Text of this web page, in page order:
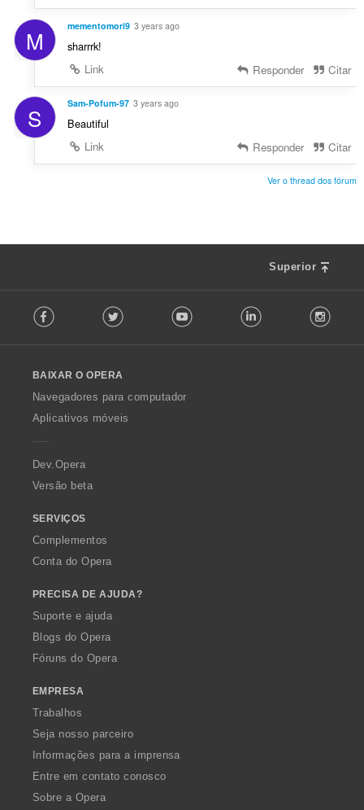
M mementomori9 3 years ago
sharrrk!
Link
Responder Citar
S Sam-Pofum-97 3 years ago
Beautiful
Link
Responder Citar
Ver o thread dos fórum
Superior
o
w
O
p
a
Facebook Twitter Youtube LinkedIn
BAIXAR O OPERA
Navegadores para computador
Aplicativos móveis
Dev.Opera
Versão beta
SERVIÇOS
Complementos
Conta do Opera
PRECISA DE AJUDA?
Suporte e ajuda
Blogs do Opera
Fóruns do Opera
EMPRESA
Trabalhos
Seja nosso parceiro
Informações para a imprensa
Entre em contato conosco
Sobre a Opera